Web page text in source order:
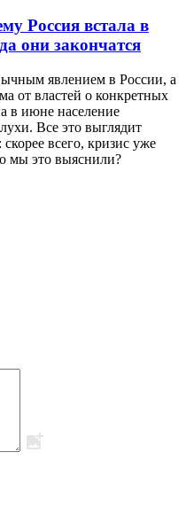
Россия встала в
они закончатся
явлением в России, а
от властей о конкретных
в июне население
Все это выглядит
всего, кризис уже
мы это выяснили?